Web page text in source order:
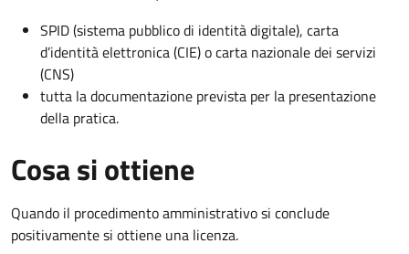
SPID (sistema pubblico di identità digitale), carta
d’identità elettronica (CIE) o carta nazionale dei servizi
(CNS)
tutta la documentazione prevista per la presentazione
della pratica.
Cosa si ottiene
Quando il procedimento amministrativo si conclude
positivamente si ottiene una licenza.